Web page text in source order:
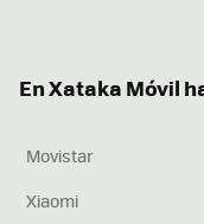
En Xataka Móvil
Movistar
Xiaomi